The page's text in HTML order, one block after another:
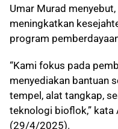
Umar Murad
meningkatkan
program
“Kami fokus pada
menyediakan bantuan
tempel, alat tangkap,
teknologi bioflok,” kata
(29/4/2025).